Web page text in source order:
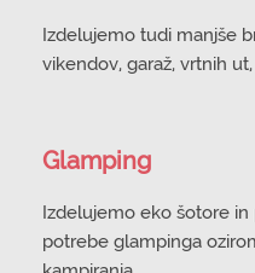
Izdelujemo tudi manjše
vikendov, garaž, vrtnih
Glamping
Izdelujemo eko šotore
potrebe glampinga